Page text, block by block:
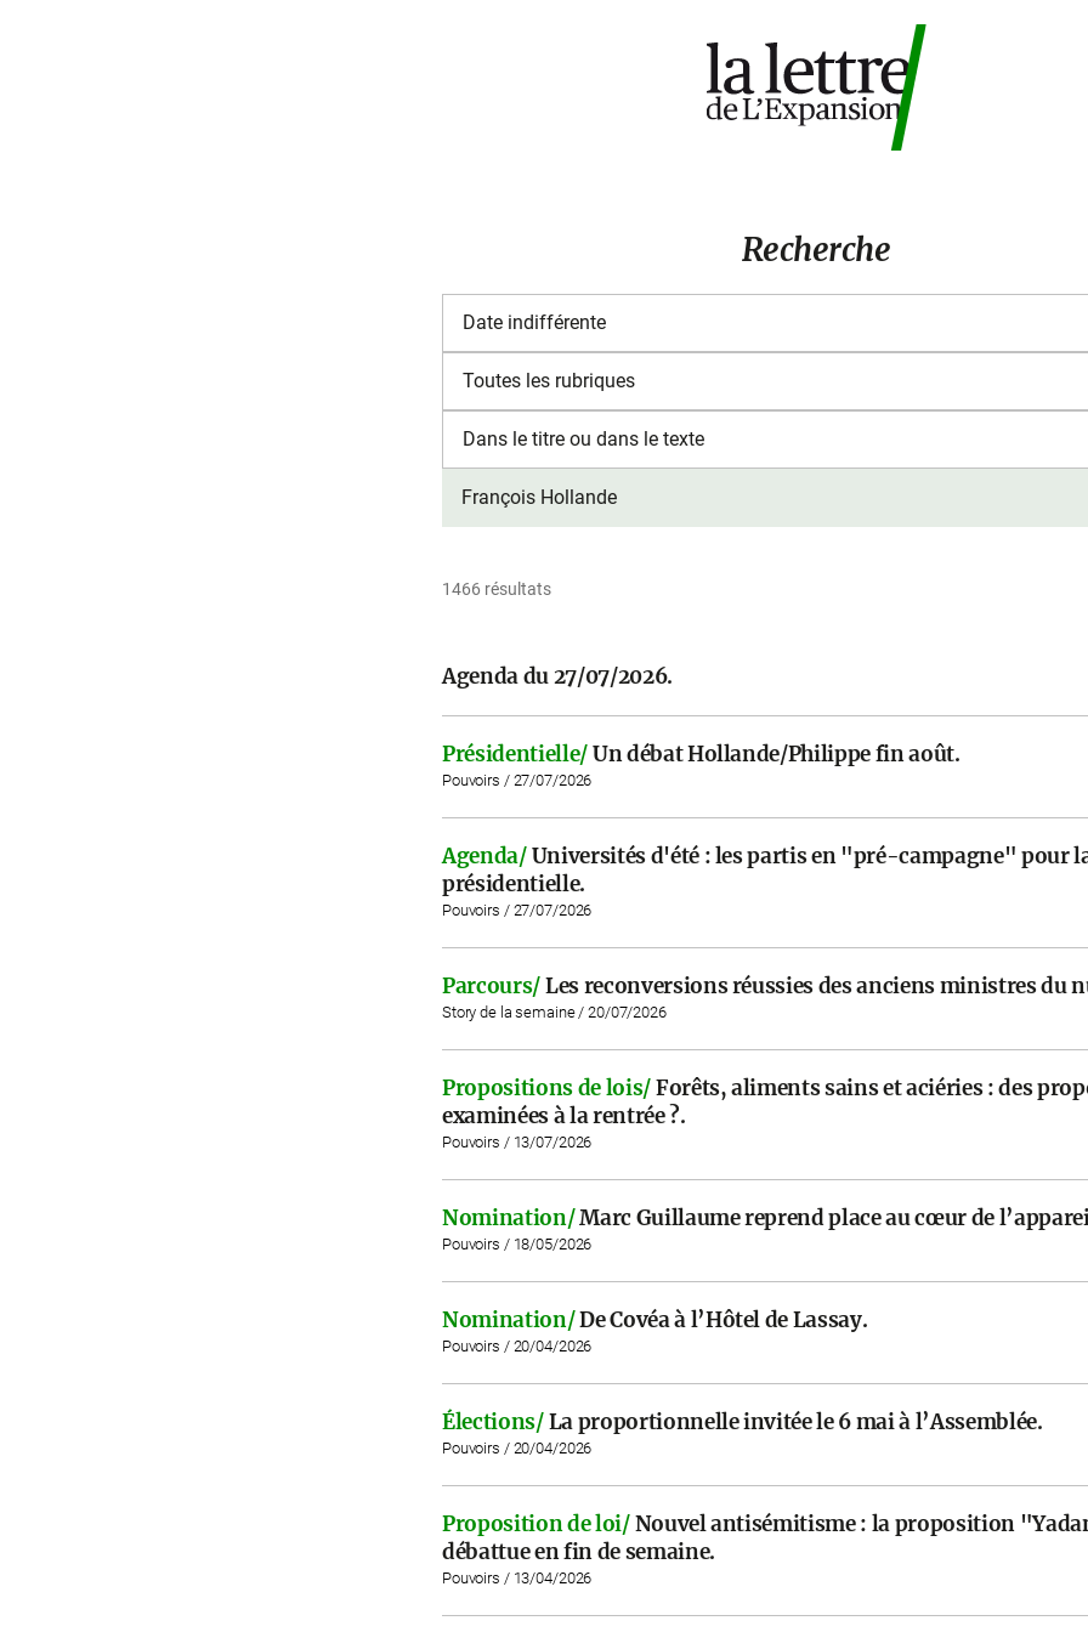
Recherche
1466 résultats
Agenda du 27/07/2026.
Présidentielle/Un débat Hollande/Philippe fin août.
Pouvoirs / 27/07/2026
Agenda/Universités d'été : les partis en "pré-campagne" pour
présidentielle.
Pouvoirs / 27/07/2026
Parcours/Les reconversions réussies des anciens ministres du
Story de la semaine / 20/07/2026
Propositions de lois/Forêts, aliments sains et aciéries : des
examinées à la rentrée ?.
Pouvoirs / 13/07/2026
Nomination/Marc Guillaume reprend place au cœur de
Pouvoirs / 18/05/2026
Nomination/De Covéa à l’Hôtel de Lassay.
Pouvoirs / 20/04/2026
Élections/La proportionnelle invitée le 6 mai à l’Assemblée.
Pouvoirs / 20/04/2026
Proposition de loi/ Nouvel antisémitisme : la proposition
débattue en fin de semaine.
Pouvoirs / 13/04/2026